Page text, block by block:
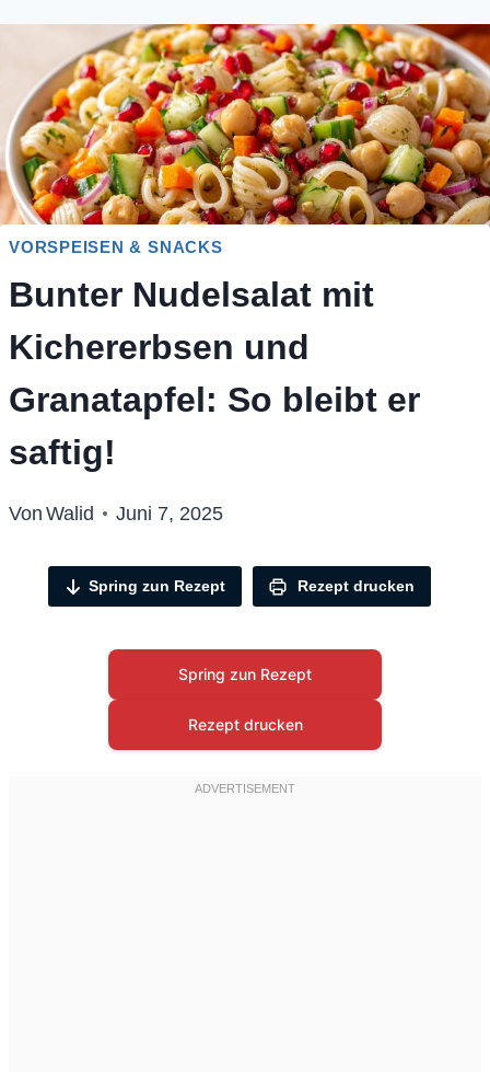
VORSPEISEN & SNACKS
Bunter Nudelsalat mit
Kichererbsen und
Granatapfel: So bleibt er
saftig!
Von Walid Juni 7, 2025
Spring zun Rezept Rezept drucken
Spring zun Rezept
Rezept drucken